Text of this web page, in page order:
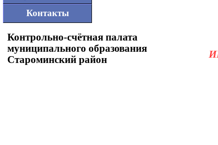
Контакты
Контрольно-счётная палата
муниципального образования
Староминский район